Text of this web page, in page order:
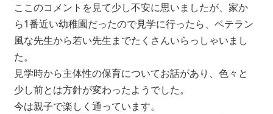
ここのコメントを見て少し不安に思いましたが、家か
ら1番近い幼稚園だったので見学に行ったら、ベテラン
風な先生から若い先生までたくさんいらっしゃいまし
た。
見学時から主体性の保育についてお話があり、色々と
少し前とは方針が変わったようでした。
今は親子で楽しく通っています。